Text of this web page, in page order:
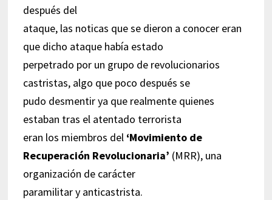
después del
ataque, las noticas que se dieron a conocer eran
que dicho ataque había estado
perpetrado por un grupo de revolucionarios
castristas, algo que poco después se
pudo desmentir ya que realmente quienes
estaban tras el atentado terrorista
eran los miembros del ‘Movimiento de
Recuperación Revolucionaria’ (MRR), una
organización de carácter
paramilitar y anticastrista.